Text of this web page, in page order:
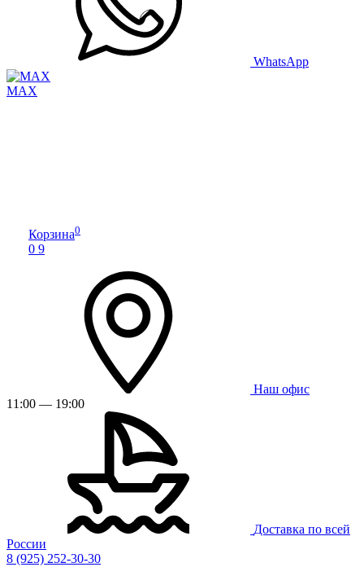
WhatsApp
MAX
Корзина0
0 9
Наш офис
11:00 — 19:00
Доставка по всей
России
8 (925) 252-30-30